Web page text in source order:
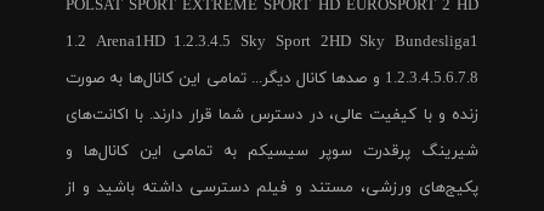
POLSAT SPORT EXTREME SPORT HD EUROSPORT 2 HD
1.2 Arena1HD 1.2.3.4.5 Sky Sport 2HD Sky Bundesliga1
1.2.3.4.5.6.7.8 و صدها کانال دیگر... تمامی این کانال‌ها به صورت
زنده و با کیفیت عالی، در دسترس شما قرار دارند. با اکانت‌های
شیرینگ پرقدرت سوپر سیسیکم به تمامی این کانال‌ها و
پکیج‌های ورزشی، مستند و فیلم دسترسی داشته باشید و از